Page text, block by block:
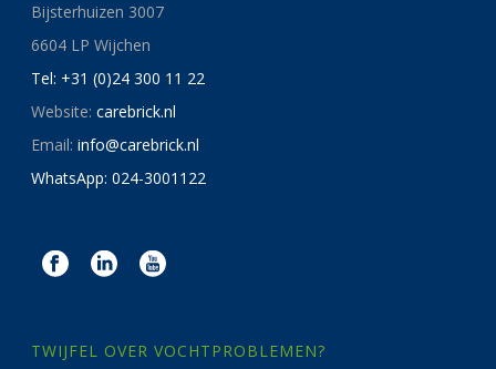
Bijsterhuizen 3007
6604 LP Wijchen
Tel: +31 (0)24 300 11 22
Website:carebrick.nl
Email:info@carebrick.nl
WhatsApp: 024-3001122
TWIJFEL OVER VOCHTPROBLEMEN?